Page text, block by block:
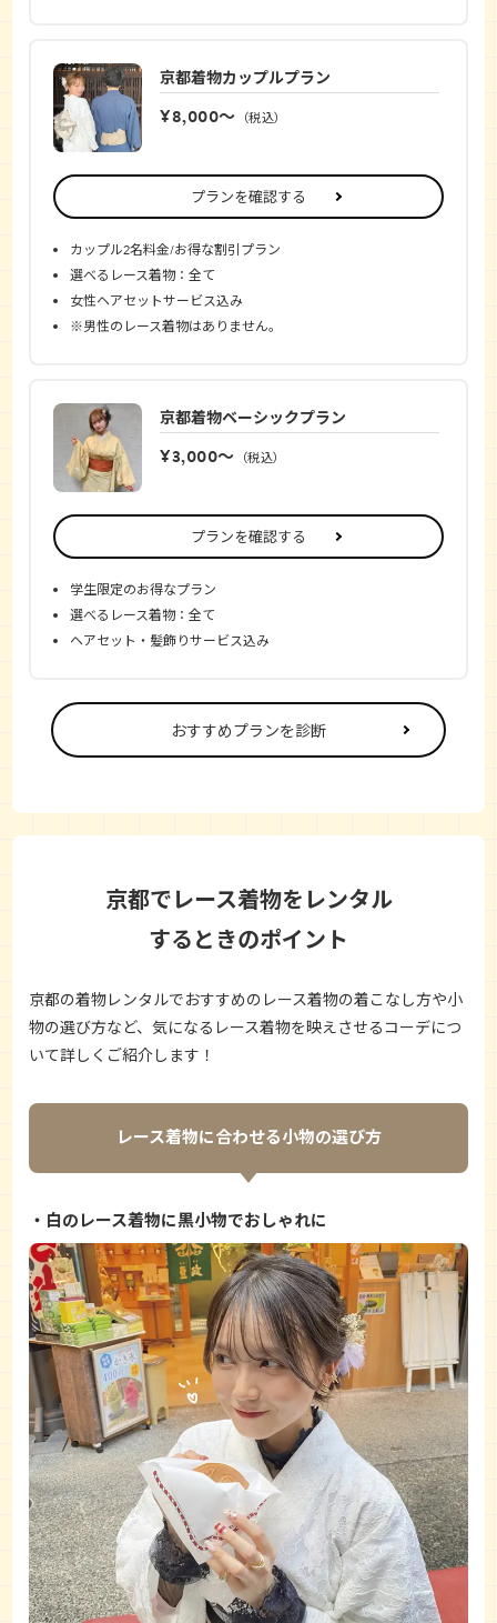
京都着物カップルプラン
¥8,000〜 （税込）
プランを確認する
カップル2名料金/お得な割引プラン
選べるレース着物：全て
女性ヘアセットサービス込み
※男性のレース着物はありません。
京都着物ベーシックプラン
¥3,000〜 （税込）
プランを確認する
学生限定のお得なプラン
選べるレース着物：全て
ヘアセット・髪飾りサービス込み
おすすめプランを診断
京都でレース着物をレンタル
するときのポイント
京都の着物レンタルでおすすめのレース着物の着こなし方や小
物の選び方など、気になるレース着物を映えさせるコーデにつ
いて詳しくご紹介します！
レース着物に合わせる小物の選び方
白のレース着物に黒小物でおしゃれに